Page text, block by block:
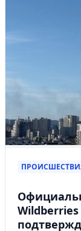
Wildberries